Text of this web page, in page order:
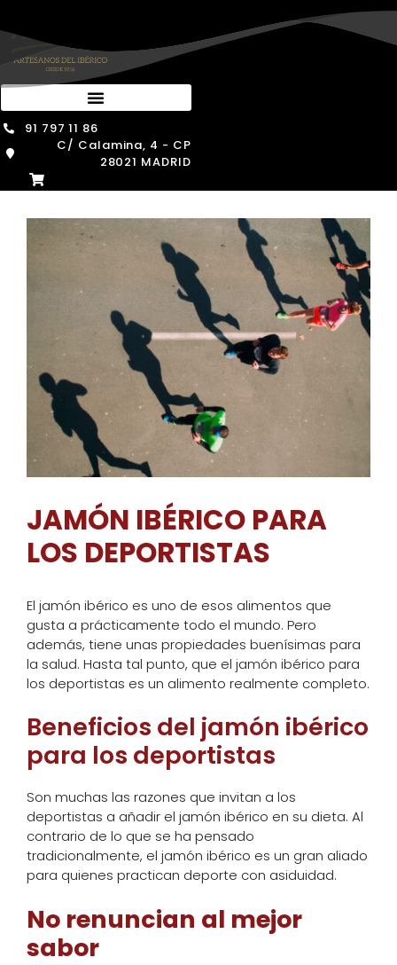
al
contenido
91 797 11 86
C/ Calamina, 4 - CP
28021 MADRID
JAMÓN IBÉRICO PARA
LOS DEPORTISTAS
El jamón ibérico es uno de esos alimentos que
gusta a prácticamente todo el mundo. Pero
además, tiene unas propiedades buenísimas para
la salud. Hasta tal punto, que el jamón ibérico para
los deportistas es un alimento realmente completo.
Beneficios del jamón ibérico
para los deportistas
Son muchas las razones que invitan a los
deportistas a añadir el jamón ibérico en su dieta. Al
contrario de lo que se ha pensado
tradicionalmente, el jamón ibérico es un gran aliado
para quienes practican deporte con asiduidad.
No renuncian al mejor
sabor